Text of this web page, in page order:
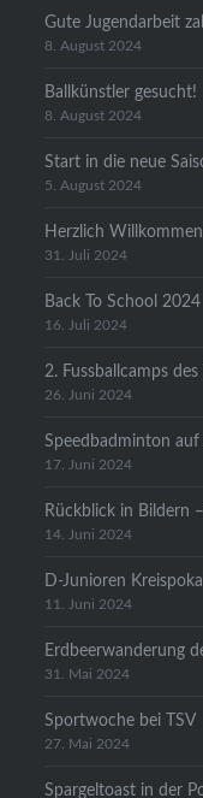
Gute Jugendarbeit
8. August 2024
Ballkünstler gesucht!
8. August 2024
Start in die neue
5. August 2024
Herzlich
31. Juli 2024
Back To School 2024
16. Juli 2024
2. Fussballcamps
26. Juni 2024
Speedbadminton
17. Juni 2024
Rückblick in Bildern
14. Juni 2024
D-Junioren
11. Juni 2024
Erdbeerwanderung
31. Mai 2024
Sportwoche bei TSV
27. Mai 2024
Spargeltoast in der